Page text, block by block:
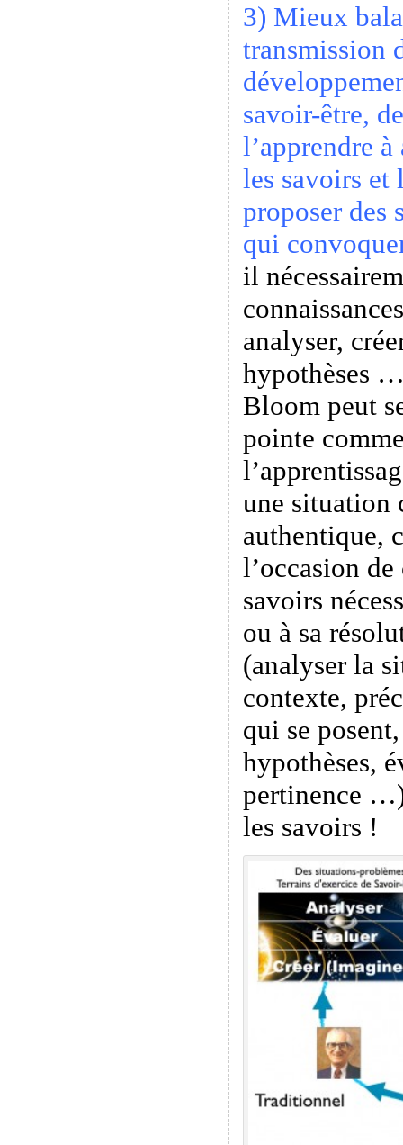
3) Mieux
transmission
savoir-être,
l’apprendre
les savoirs et
proposer des
qui
il
analyser,
hypothèses
Bloom peut
pointe
une situation
authentique,
l’occasion
savoirs
ou à sa
(analyser la
contexte,
qui se
hypothèses,
pertinence
les savoirs !